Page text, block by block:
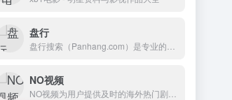
盘行
NO视频